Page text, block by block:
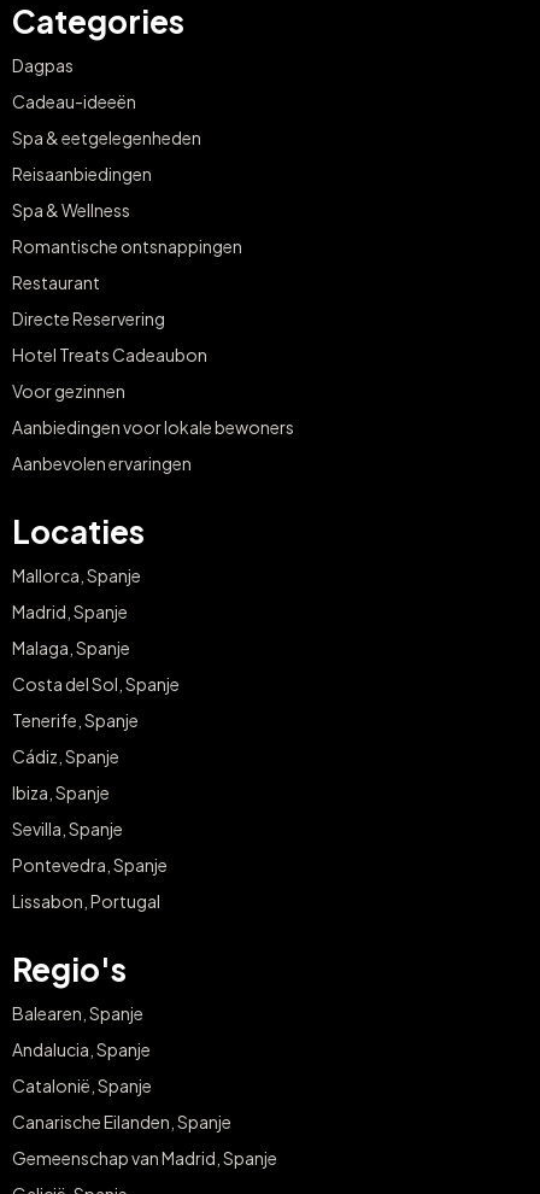
Categories
Dagpas
Cadeau-ideeën
Spa & eetgelegenheden
Reisaanbiedingen
Spa & Wellness
Romantische ontsnappingen
Restaurant
Directe Reservering
Hotel Treats Cadeaubon
Voor gezinnen
Aanbiedingen voor lokale bewoners
Aanbevolen ervaringen
Locaties
Mallorca, Spanje
Madrid, Spanje
Malaga, Spanje
Costa del Sol, Spanje
Tenerife, Spanje
Cádiz, Spanje
Ibiza, Spanje
Sevilla, Spanje
Pontevedra, Spanje
Lissabon, Portugal
Regio's
Balearen, Spanje
Andalucia, Spanje
Catalonië, Spanje
Canarische Eilanden, Spanje
Gemeenschap van Madrid, Spanje